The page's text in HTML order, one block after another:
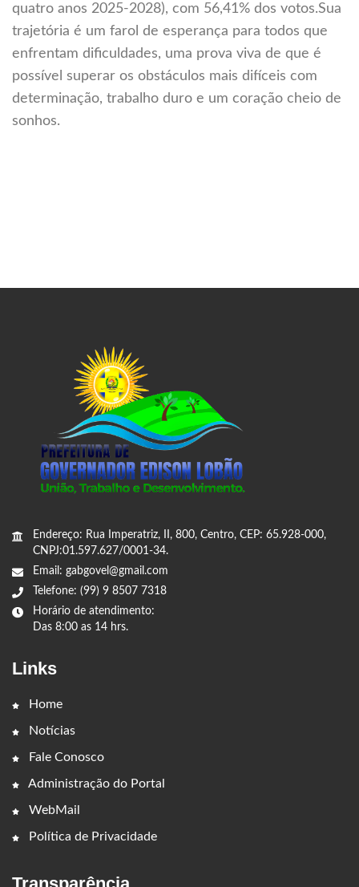
quatro anos 2025-2028), com 56,41% dos votos.Sua
trajetória é um farol de esperança para todos que
enfrentam dificuldades, uma prova viva de que é
possível superar os obstáculos mais difíceis com
determinação, trabalho duro e um coração cheio de
sonhos.
Endereço: Rua Imperatriz, II, 800, Centro, CEP: 65.928-000,
CNPJ:01.597.627/0001-34.
Email: gabgovel@gmail.com
Telefone: (99) 9 8507 7318
Horário de atendimento:
Das 8:00 as 14 hrs.
Links
Home
Notícias
Fale Conosco
Administração do Portal
WebMail
Política de Privacidade